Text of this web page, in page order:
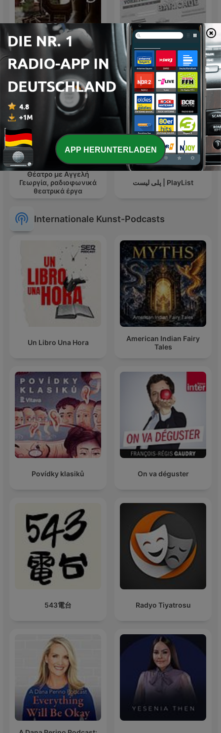
Vorbitorincii-Baricade-
Leaders
Θέατρο με Αγγελή
Γεωργία, ραδιοφωνικά
θεατρικά έργα
پلی لیست | PlayList
Internationale Kunst-Podcasts
Un Libro Una Hora
American Indian Fairy
Tales
Povídky klasiků On va déguster
543電台 Radyo Tiyatrosu
APP HERUNTERLADEN